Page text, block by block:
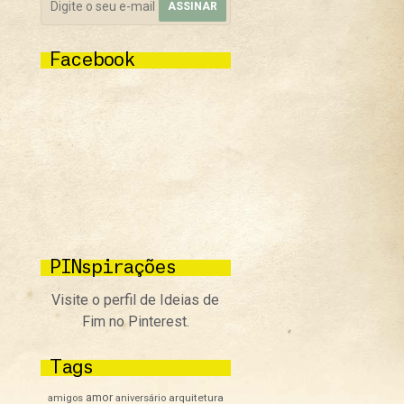
Facebook
PINspirações
Visite o perfil de Ideias de
Fim no Pinterest.
Tags
amigos amor aniversário arquitetura